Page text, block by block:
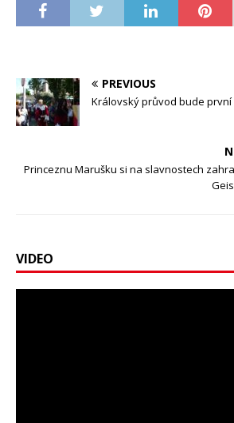
PREVIOUS
Královský průvod bude
Princeznu Marušku si na slavnostech
VIDEO